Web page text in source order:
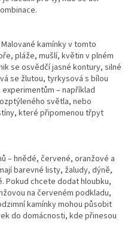
kamínky v tomto
pláže, mušlí, květin v plném
se osvědčí jasné kontury, silné
se žlutou, tyrkysová s bílou
– například
světla, nebo
které připomenou třpyt
– hnědé, červené, oranžové a
barevné listy, žaludy, dýně,
Pokud chcete dodat hloubku,
na červeném podkladu,
kamínky mohou působit
do domácnosti, kde přinesou